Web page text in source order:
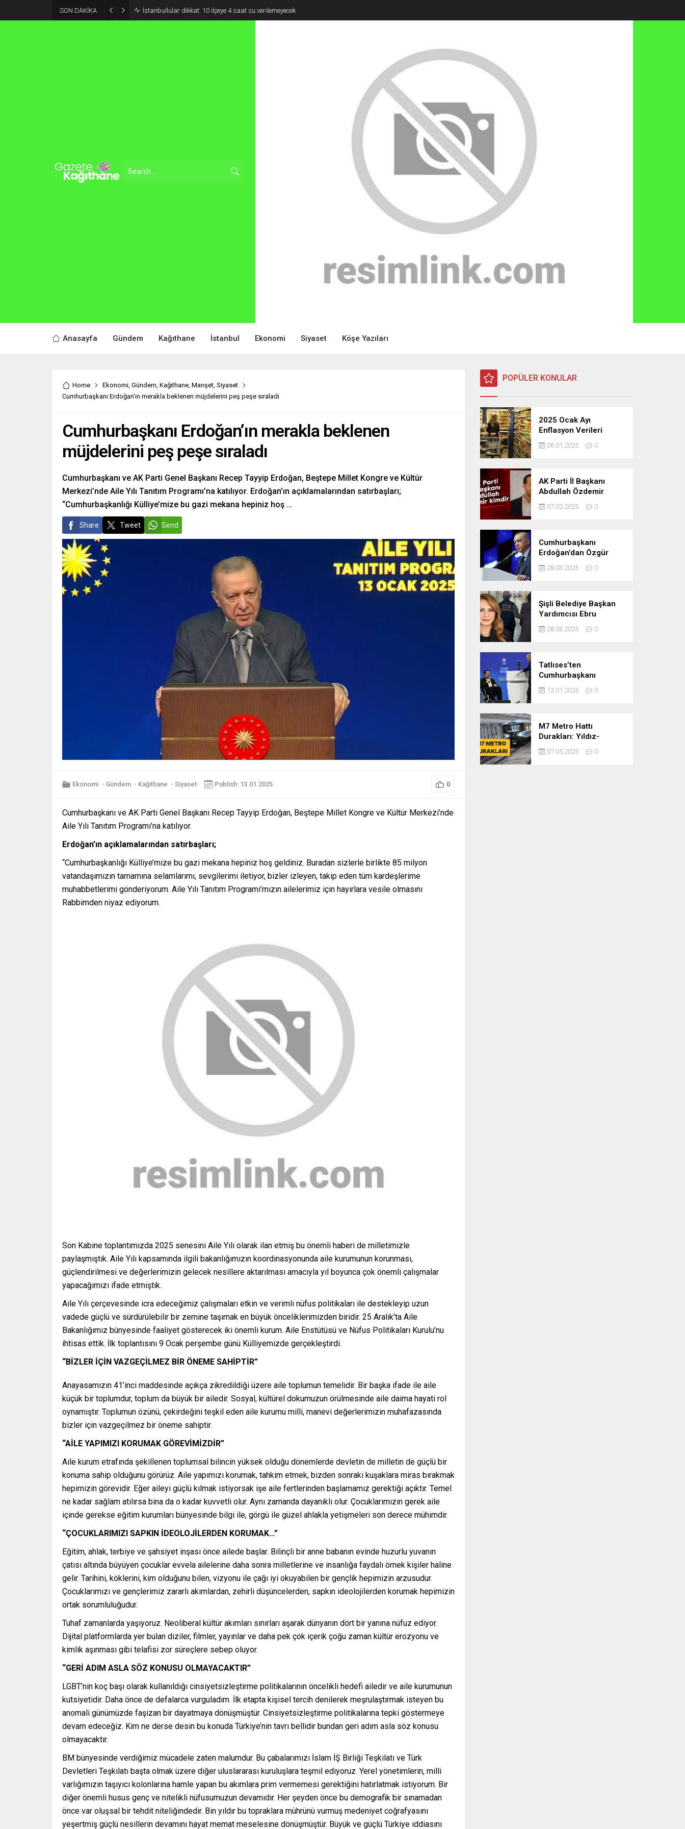
SON DAKİKA İstanbullular dikkat: 10 ilçeye 4 saat su verilemeyecek
Anasayfa Gündem Kağıthane İstanbul Ekonomi Siyaset Köşe Yazıları
Home Ekonomi Gündem Kağıthane Manşet Siyaset
Cumhurbaşkanı Erdoğan’ın merakla beklenen müjdelerini peş peşe sıraladı
Cumhurbaşkanı Erdoğan’ın merakla beklenen
müjdelerini peş peşe sıraladı
Cumhurbaşkanı ve AK Parti Genel Başkanı Recep Tayyip Erdoğan, Beştepe Millet Kongre ve Kültür
Merkezi’nde Aile Yılı Tanıtım Programı’na katılıyor. Erdoğan’ın açıklamalarından satırbaşları;
“Cumhurbaşkanlığı Külliye’mize bu gazi mekana hepiniz hoş …
Share Tweet Send
Ekonomi - Gündem - Kağıthane - Siyaset Publish: 13.01.2025 0
Cumhurbaşkanı ve AK Parti Genel Başkanı Recep Tayyip Erdoğan, Beştepe Millet Kongre ve Kültür Merkezi’nde
Aile Yılı Tanıtım Programı’na katılıyor.
Erdoğan’ın açıklamalarından satırbaşları;
“Cumhurbaşkanlığı Külliye’mize bu gazi mekana hepiniz hoş geldiniz. Buradan sizlerle birlikte 85 milyon
vatandaşımızın tamamına selamlarımı, sevgilerimi iletiyor, bizler izleyen, takip eden tüm kardeşlerime
muhabbetlerimi gönderiyorum. Aile Yılı Tanıtım Programı’mızın ailelerimiz için hayırlara vesile olmasını
Rabbimden niyaz ediyorum.
Son Kabine toplantımızda 2025 senesini Aile Yılı olarak ilan etmiş bu önemli haberi de milletimizle
paylaşmıştık. Aile Yılı kapsamında ilgili bakanlığımızın koordinasyonunda aile kurumunun korunması,
güçlendirilmesi ve değerlerimizin gelecek nesillere aktarılması amacıyla yıl boyunca çok önemli çalışmalar
yapacağımızı ifade etmiştik.
Aile Yılı çerçevesinde icra edeceğimiz çalışmaları etkin ve verimli nüfus politikaları ile destekleyip uzun
vadede güçlü ve sürdürülebilir bir zemine taşımak en büyük önceliklerimizden biridir. 25 Aralık’ta Aile
Bakanlığımız bünyesinde faaliyet gösterecek iki önemli kurum. Aile Enstütüsü ve Nüfus Politikaları Kurulu’nu
ihtisas ettik. İlk toplantısını 9 Ocak perşembe günü Külliyemizde gerçekleştirdi.
“BİZLER İÇİN VAZGEÇİLMEZ BİR ÖNEME SAHİPTİR”
Anayasamızın 41’inci maddesinde açıkça zikredildiği üzere aile toplumun temelidir. Bir başka ifade ile aile
küçük bir toplumdur, toplum da büyük bir ailedir. Sosyal, kültürel dokumuzun örülmesinde aile daima hayati rol
oynamıştır. Toplumun özünü, çekirdeğini teşkil eden aile kurumu milli, manevi değerlerimizin muhafazasında
bizler için vazgeçilmez bir öneme sahiptir.
“AİLE YAPIMIZI KORUMAK GÖREVİMİZDİR”
Aile kurum etrafında şekillenen toplumsal bilincin yüksek olduğu dönemlerde devletin de milletin de güçlü bir
konuma sahip olduğunu görürüz. Aile yapımızı korumak, tahkim etmek, bizden sonraki kuşaklara miras bırakmak
hepimizin görevidir. Eğer aileyi güçlü kılmak istiyorsak işe aile fertlerinden başlamamız gerektiği açıktır. Temel
ne kadar sağlam atılırsa bina da o kadar kuvvetli olur. Aynı zamanda dayanıklı olur. Çocuklarımızın gerek aile
içinde gerekse eğitim kurumları bünyesinde bilgi ile, görgü ile güzel ahlakla yetişmeleri son derece mühimdir.
“ÇOCUKLARIMIZI SAPKIN İDEOLOJİLERDEN KORUMAK…”
Eğitim, ahlak, terbiye ve şahsiyet inşası önce ailede başlar. Bilinçli bir anne babanın evinde huzurlu yuvanın
çatısı altında büyüyen çocuklar evvela ailelerine daha sonra milletlerine ve insanlığa faydalı örnek kişiler haline
gelir. Tarihini, köklerini, kim olduğunu bilen, vizyonu ile çağı iyi okuyabilen bir gençlik hepimizin arzusudur.
Çocuklarımızı ve gençlerimiz zararlı akımlardan, zehirli düşüncelerden, sapkın ideolojilerden korumak hepimizin
ortak sorumluluğudur.
Tuhaf zamanlarda yaşıyoruz. Neoliberal kültür akımları sınırları aşarak dünyanın dört bir yanına nüfuz ediyor.
Dijital platformlarda yer bulan diziler, filmler, yayınlar ve daha pek çok içerik çoğu zaman kültür erozyonu ve
kimlik aşınması gibi telafisi zor süreçlere sebep oluyor.
“GERİ ADIM ASLA SÖZ KONUSU OLMAYACAKTIR”
LGBT’nin koç başı olarak kullanıldığı cinsiyetsizleştirme politikalarının öncelikli hedefi ailedir ve aile kurumunun
kutsiyetidir. Daha önce de defalarca vurguladım. İlk etapta kişisel tercih denilerek meşrulaştırmak isteyen bu
anomali günümüzde faşizan bir dayatmaya dönüşmüştür. Cinsiyetsizleştirme politikalarına tepki göstermeye
devam edeceğiz. Kim ne derse desin bu konuda Türkiye’nin tavrı bellidir bundan geri adım asla söz konusu
olmayacaktır.
BM bünyesinde verdiğimiz mücadele zaten malumdur. Bu çabalarımızı İslam İŞ Birliği Teşkilatı ve Türk
Devletleri Teşkilatı başta olmak üzere diğer uluslararası kuruluşlara teşmil ediyoruz. Yerel yönetimlerin, milli
varlığımızın taşıyıcı kolonlarına hamle yapan bu akımlara prim vermemesi gerektiğini hatırlatmak istiyorum. Bir
diğer önemli husus genç ve nitelikli nüfusumuzun devamıdır. Her şeyden önce bu demografik bir sınamadan
önce var oluşsal bir tehdit niteliğindedir. Bin yıldır bu topraklara mührünü vurmuş medeniyet coğrafyasını
yeşertmiş güçlü nesillerin devamını hayat memat meselesine dönüşmüştür. Büyük ve güçlü Türkiye iddiasını
POPÜLER KONULAR
2025 Ocak Ayı
Enflasyon Verileri
Açıklandı: TÜFE, ÜFE ve
TEFE Oranları Belli
06.01.2025 0
AK Parti İl Başkanı
Abdullah Özdemir
kimdir
07.02.2025 0
Cumhurbaşkanı
Erdoğan’dan Özgür
Özel’e tepki: ‘Siyasi
mandacılık talep ediyor’
28.03.2025 0
Şişli Belediye Başkan
Yardımcısı Ebru
Özdemir tutuklandı
28.03.2025 0
Tatlıses’ten
Cumhurbaşkanı
Erdoğan’a: Önümüzdeki
dönem
12.01.2025 0
M7 Metro Hattı
Durakları: Yıldız-
Mahmutbey Metro Hattı
Güzergahı ve Sefer
07.05.2025 0